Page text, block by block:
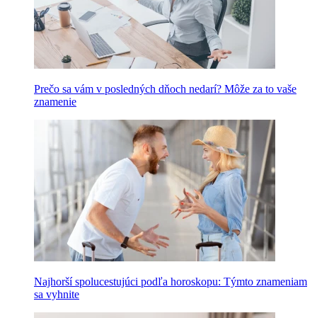
Prečo sa vám v posledných dňoch nedarí? Môže za to vaše
znamenie
Najhorší spolucestujúci podľa horoskopu: Týmto znameniam
sa vyhnite